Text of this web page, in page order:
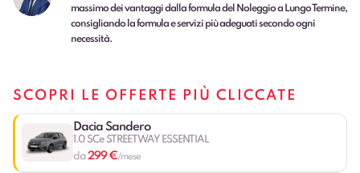
massimo dei vantaggi dalla formula del Noleggio a Lungo Termine,
consigliando la formula e servizi più adeguati secondo ogni
necessità.
SCOPRI LE OFFERTE PIÙ CLICCATE
Dacia Sandero
1.0 SCe STREETWAY ESSENTIAL
da299 €/mese